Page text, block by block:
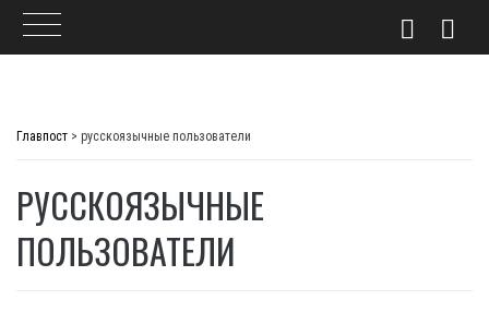
Главпост > русскоязычные пользователи
РУССКОЯЗЫЧНЫЕ
ПОЛЬЗОВАТЕЛИ